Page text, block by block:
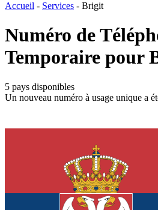
Accueil - Services - Brigit
Numéro de
Temporaire pour
5 pays disponibles
Un nouveau numéro à usage unique a